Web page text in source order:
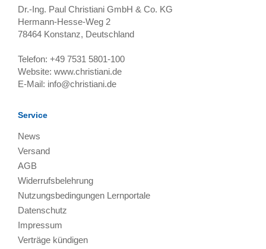
Dr.-Ing. Paul Christiani GmbH & Co. KG
Hermann-Hesse-Weg 2
78464 Konstanz, Deutschland
Telefon: +49 7531 5801-100
Website: www.christiani.de
E-Mail: info@christiani.de
Service
News
Versand
AGB
Widerrufsbelehrung
Nutzungsbedingungen Lernportale
Datenschutz
Impressum
Verträge kündigen